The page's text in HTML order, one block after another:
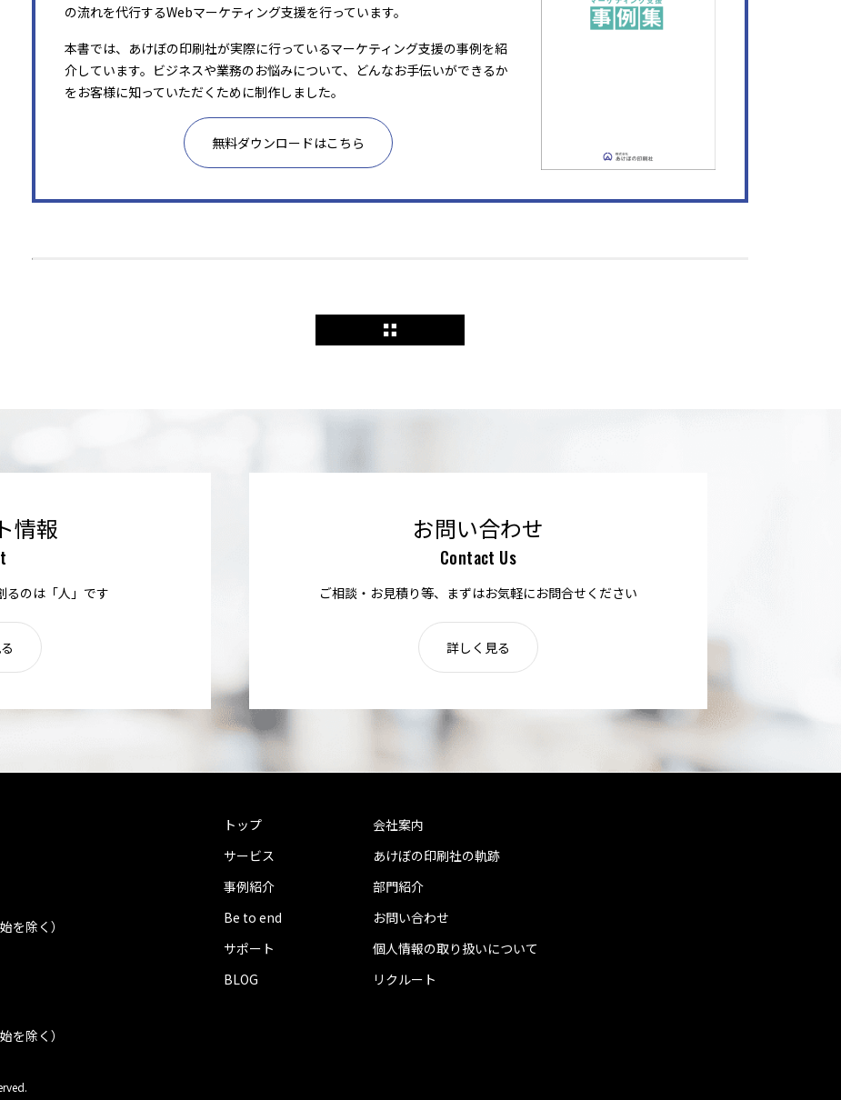
の流れを代行するWebマーケティング支援を行っています。
本書では、あけぼの印刷社が実際に行っているマーケティング支援の事例を紹
介しています。ビジネスや業務のお悩みについて、どんなお手伝いができるか
をお客様に知っていただくために制作しました。
無料ダウンロードはこちら
情報
るのは「人」です
お問い合わせ
Contact Us
ご相談・お見積り等、まずはお気軽にお問合せください
詳しく見る
を除く）
を除く）
トップ
サービス
事例紹介
Be to end
サポート
BLOG
会社案内
あけぼの印刷社の軌跡
部門紹介
お問い合わせ
個人情報の取り扱いについて
リクルート